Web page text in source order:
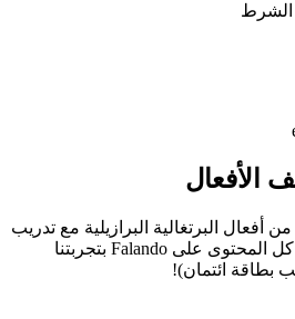
الأفعال
أفعال البرتغالية البرازيلية مع تدريب
تصريف الأفعال لدينا. جرّب كل المحتوى على Falando بتجربتنا